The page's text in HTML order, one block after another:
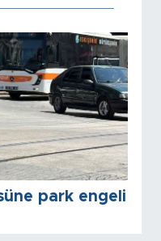
park engeli